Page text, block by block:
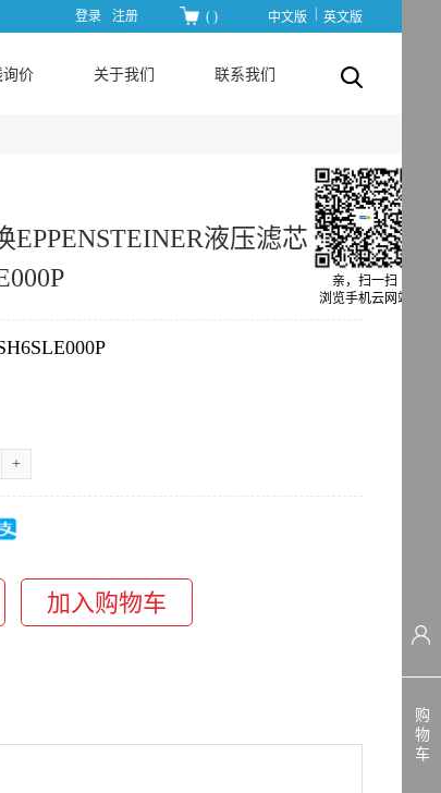
中文版 英文版
登录 注册 ( )
询价 关于我们 联系我们
EPPENSTEINER液压滤芯
+
购
物
车
亲，扫一扫
浏览手机云网站